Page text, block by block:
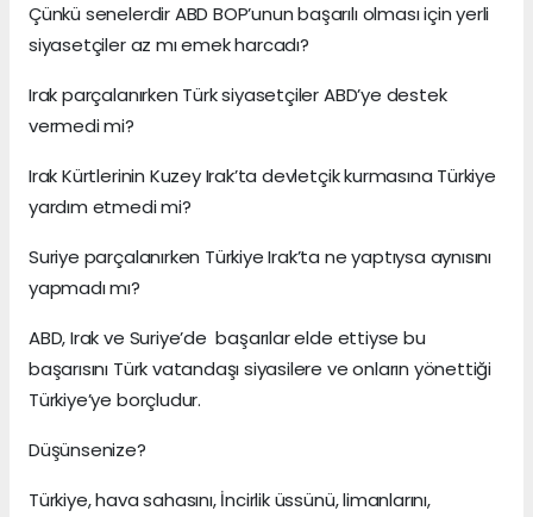
Çünkü senelerdir ABD BOP’unun başarılı olması için yerli
siyasetçiler az mı emek harcadı?
Irak parçalanırken Türk siyasetçiler ABD’ye destek
vermedi mi?
Irak Kürtlerinin Kuzey Irak’ta devletçik kurmasına Türkiye
yardım etmedi mi?
Suriye parçalanırken Türkiye Irak’ta ne yaptıysa aynısını
yapmadı mı?
ABD, Irak ve Suriye’de başarılar elde ettiyse bu
başarısını Türk vatandaşı siyasilere ve onların yönettiği
Türkiye’ye borçludur.
Düşünsenize?
Türkiye, hava sahasını, İncirlik üssünü, limanlarını,